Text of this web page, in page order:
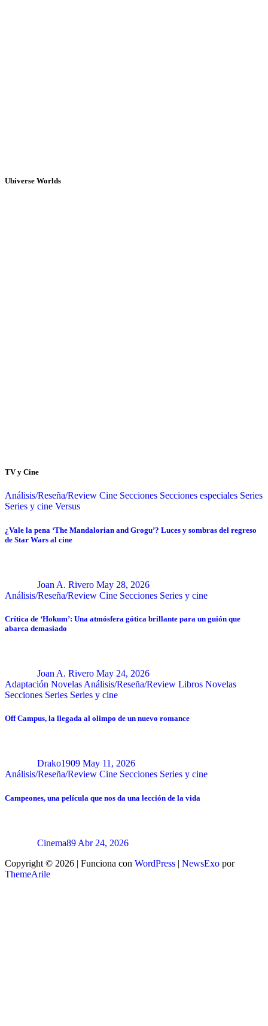
Ubiverse Worlds
TV y Cine
Análisis/Reseña/Review Cine Secciones Secciones especiales Series
Series y cine Versus
¿Vale la pena ‘The Mandalorian and Grogu’? Luces y sombras del regreso
de Star Wars al cine
Joan A. Rivero May 28, 2026
Análisis/Reseña/Review Cine Secciones Series y cine
Crítica de ‘Hokum’: Una atmósfera gótica brillante para un guión que
abarca demasiado
Joan A. Rivero May 24, 2026
Adaptación Novelas Análisis/Reseña/Review Libros Novelas
Secciones Series Series y cine
Off Campus, la llegada al olimpo de un nuevo romance
Drako1909 May 11, 2026
Análisis/Reseña/Review Cine Secciones Series y cine
Campeones, una película que nos da una lección de la vida
Cinema89 Abr 24, 2026
Copyright © 2026 | Funciona con WordPress | NewsExo por
ThemeArile